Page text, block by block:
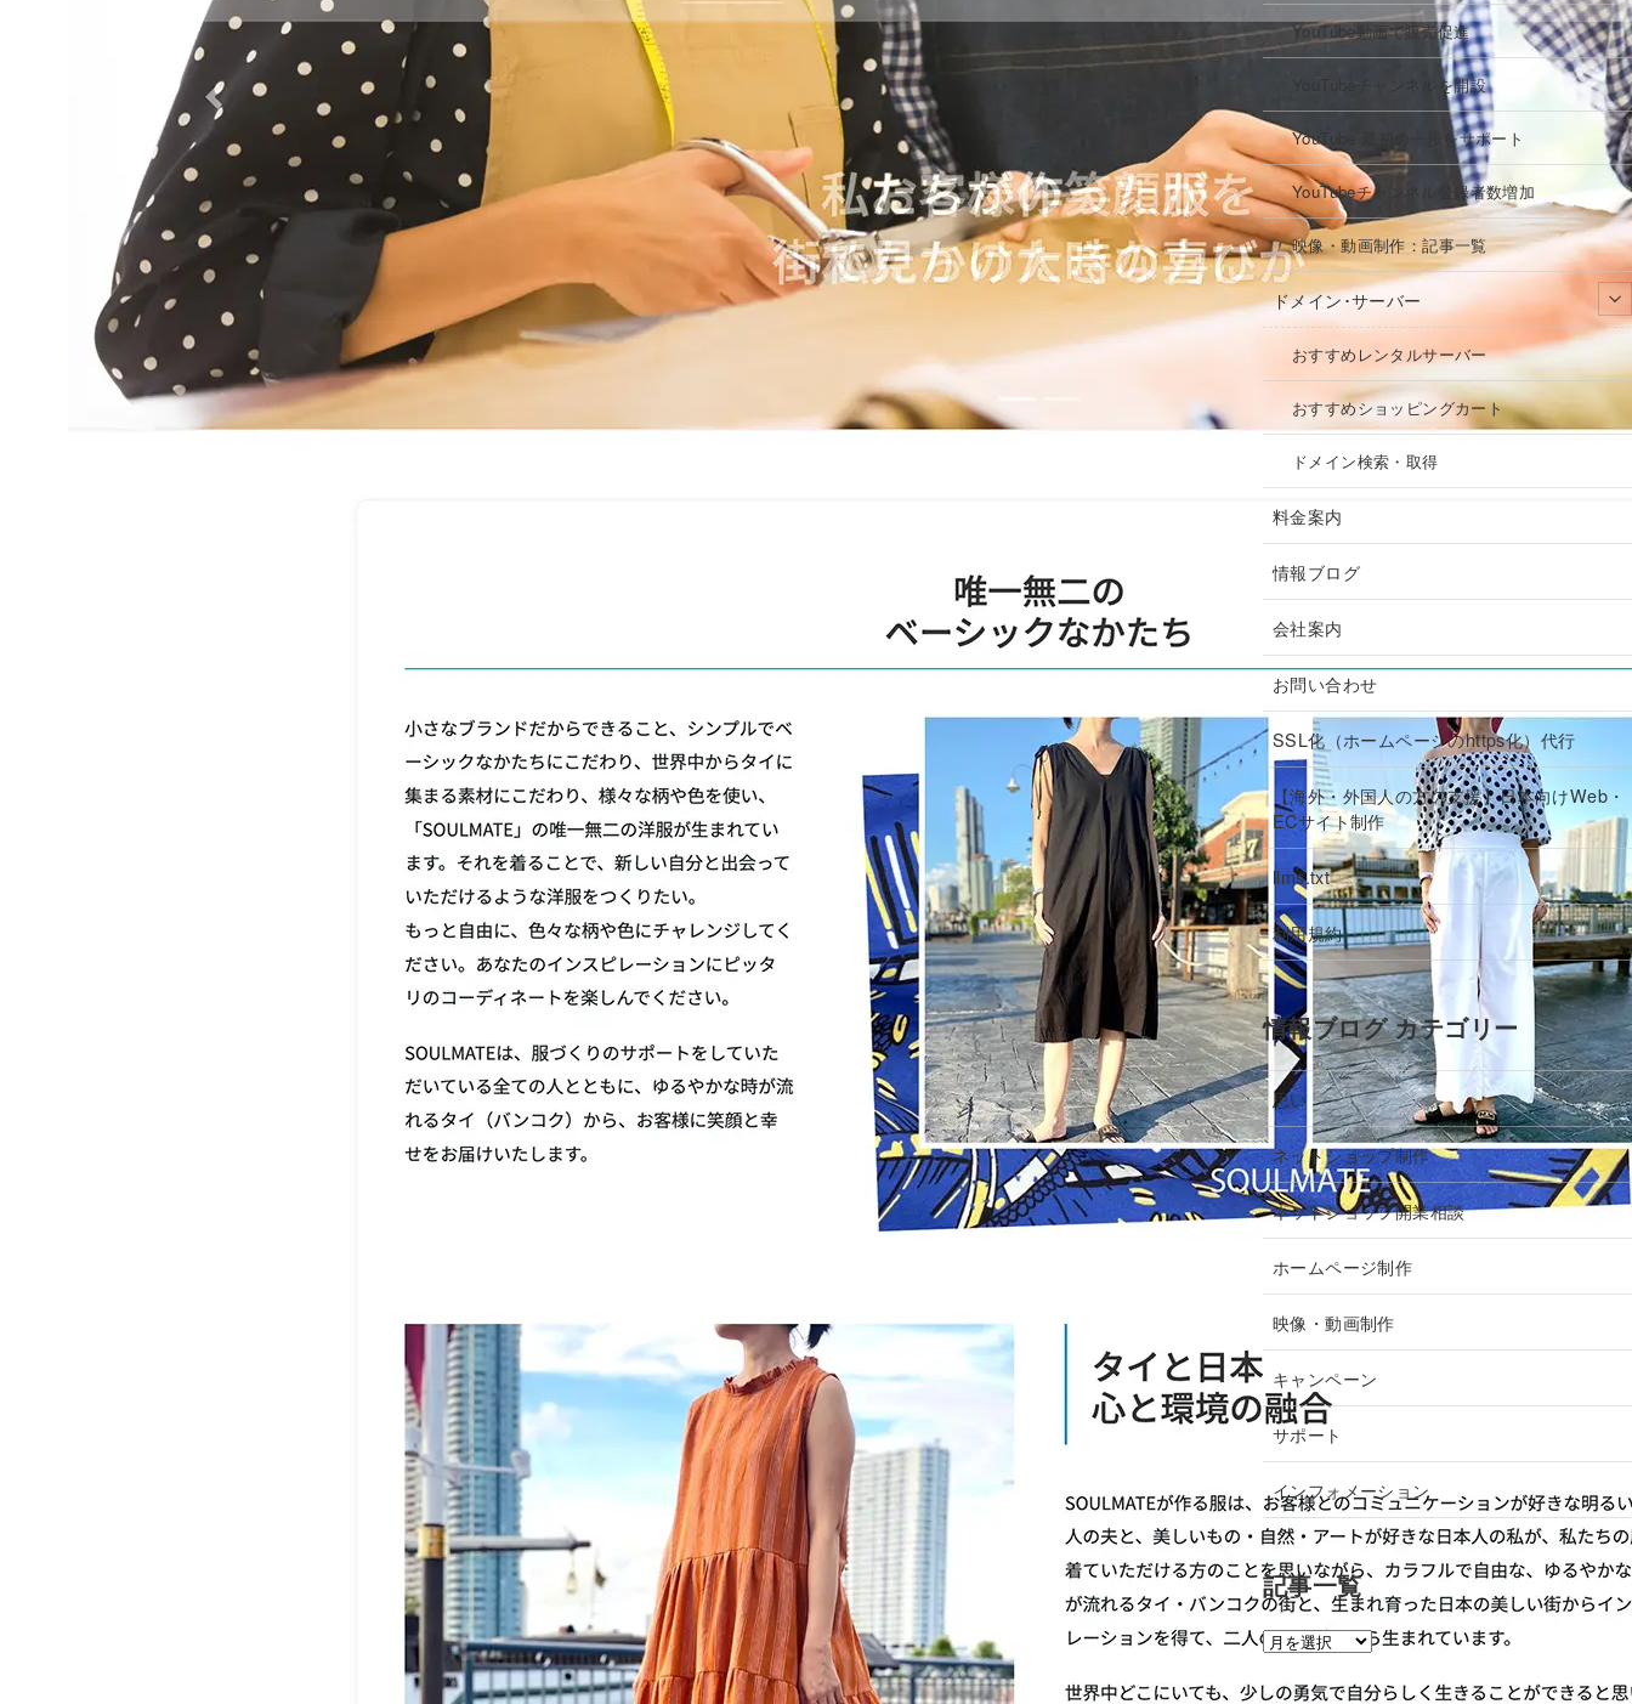
YouTube動画で販売促進
YouTubeチャンネルを開設
YouTube 最初の一歩をサポート
YouTubeチャンネル登録者数増加
映像・動画制作：記事一覧
ドメイン･サーバー
おすすめレンタルサーバー
おすすめショッピングカート
ドメイン検索・取得
料金案内
情報ブログ
会社案内
お問い合わせ
SSL化（ホームページのhttps化）代行
【海外・外国人の方の支援】日本向けWeb・
ECサイト制作
llms.txt
利用規約
情報ブログ カテゴリー
思い
ネットショップ制作
ネットショップ開業相談
ホームページ制作
映像・動画制作
キャンペーン
サポート
インフォメーション
記事一覧
記
一